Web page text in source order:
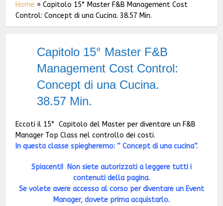
Home »Capitolo 15° Master F&B Management Cost
Control: Concept di una Cucina. 38.57 Min.
Capitolo 15° Master F&B
Management Cost Control:
Concept di una Cucina.
38.57 Min.
Eccoti il 15° Capitolo del Master per diventare un F&B
Manager Top Class nel controllo dei costi.
In questa classe spiegheremo: ” Concept di una cucina”.
Spiacenti! Non siete autorizzati a leggere tutti i
contenuti della pagina.
Se volete avere accesso al corso per diventare un Event
Manager, dovete prima acquistarlo.